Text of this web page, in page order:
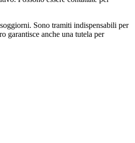
Sono tramiti indispensabili per
garantisce anche una tutela per